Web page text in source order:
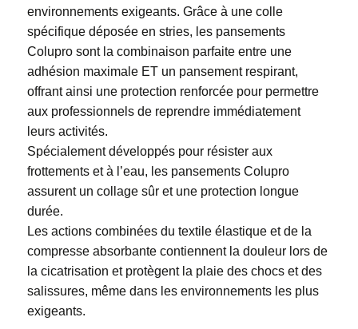
environnements exigeants. Grâce à une colle
spécifique déposée en stries, les pansements
Colupro sont la combinaison parfaite entre une
adhésion maximale ET un pansement respirant,
offrant ainsi une protection renforcée pour permettre
aux professionnels de reprendre immédiatement
leurs activités.
Spécialement développés pour résister aux
frottements et à l’eau, les pansements Colupro
assurent un collage sûr et une protection longue
durée.
Les actions combinées du textile élastique et de la
compresse absorbante contiennent la douleur lors de
la cicatrisation et protègent la plaie des chocs et des
salissures, même dans les environnements les plus
exigeants.